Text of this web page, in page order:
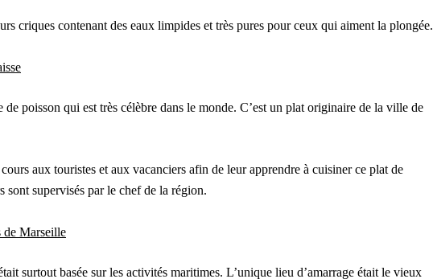
criques contenant des eaux limpides et très pures pour ceux qui aiment la plongée.
de poisson qui est très célèbre dans le monde. C’est un plat originaire de la ville de
aux touristes et aux vacanciers afin de leur apprendre à cuisiner ce plat de
sont supervisés par le chef de la région.
de Marseille
surtout basée sur les activités maritimes. L’unique lieu d’amarrage était le vieux